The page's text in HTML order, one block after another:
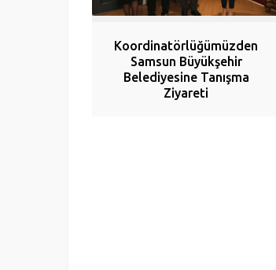
Koordinatörlüğümüzden
Samsun Büyükşehir
Belediyesine Tanışma
Ziyareti